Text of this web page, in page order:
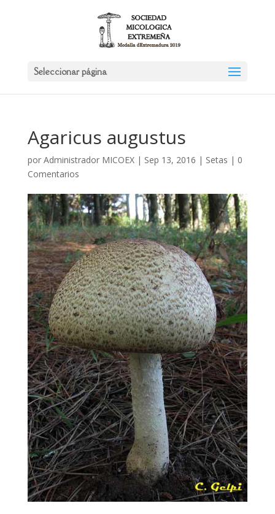
Seleccionar página
Agaricus augustus
por Administrador MICOEX| Sep 13, 2016 | Setas | 0
Comentarios